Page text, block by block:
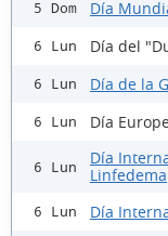
5 Dom Día
6 Lun Día del
6 Lun Día de la
6 Lun Día
6 Lun
Día
Linfedema
6 Lun Día